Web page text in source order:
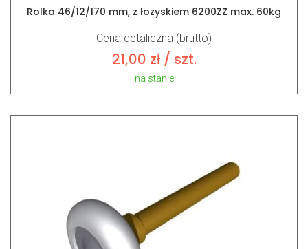
Rolka 46/12/170 mm, z łozyskiem 6200ZZ max. 60kg
Cena detaliczna (brutto)
21,00 zł/ szt.
na stanie